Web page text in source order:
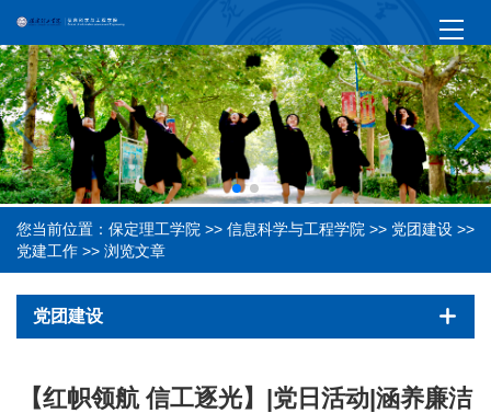
您当前位置： 保定理工学院 >> 信息科学与工程学院 >> 党团建设 >>
党建工作 >> 浏览文章
党团建设
【红帜领航 信工逐光】|党日活动|涵养廉洁